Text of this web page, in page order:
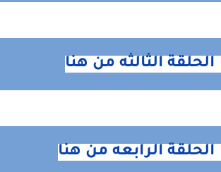
الحلقة الثالثه من هنا
الحلقة الرابعه من هنا